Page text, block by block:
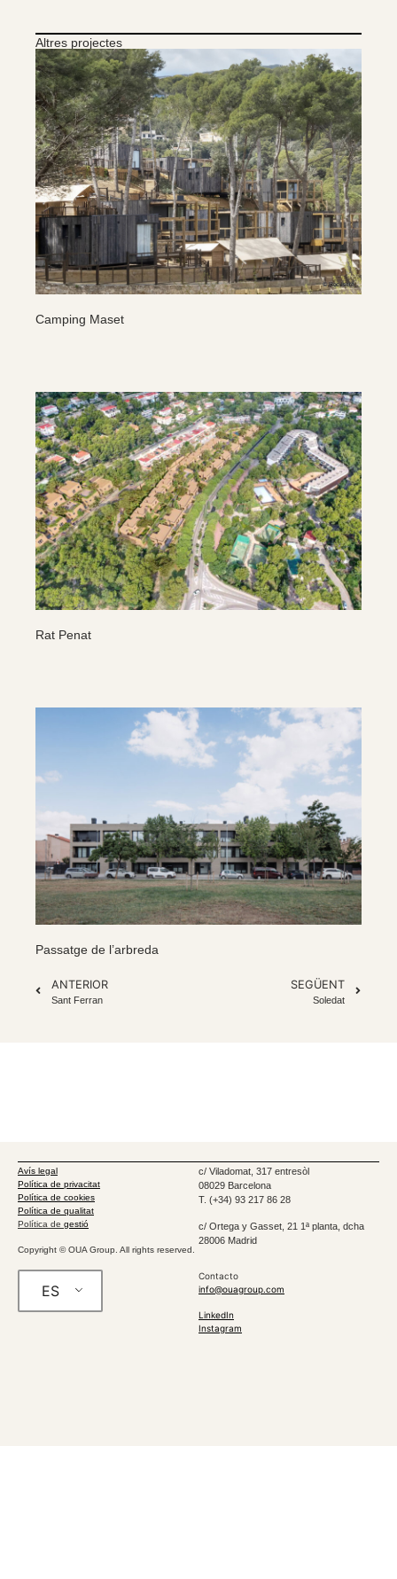
Altres projectes
Camping Maset
Rat Penat
Passatge de l’arbreda
ANTERIOR
Sant Ferran
SEGÜENT
Soledat
Avís legal
Política de privacitat
Política de cookies
Política de qualitat
Política de gestió
Copyright © OUA Group. All rights reserved.
c/ Viladomat, 317 entresòl
08029 Barcelona
T. (+34) 93 217 86 28
c/ Ortega y Gasset, 21 1ª planta, dcha
28006 Madrid
ES
Contacto
info@ouagroup.com
LinkedIn
Instagram